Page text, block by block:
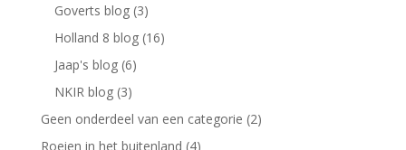
Goverts blog(3)
Holland 8 blog(16)
Jaap's blog(6)
NKIR blog(3)
Geen onderdeel van een categorie (2)
Roeien in het buitenland (4)